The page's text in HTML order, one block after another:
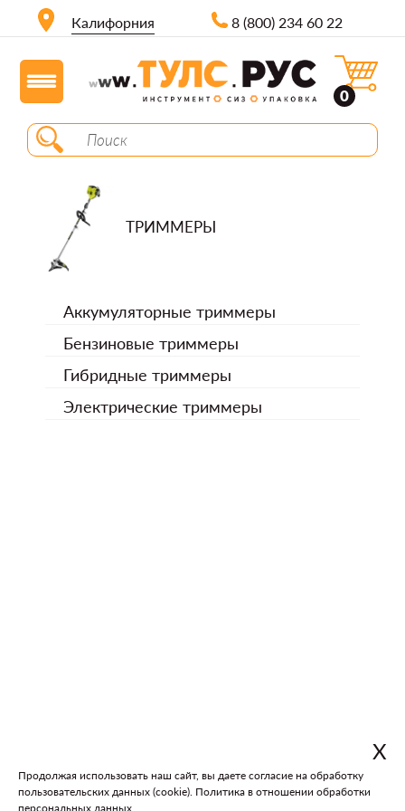
Калифорния 8 (800) 234 60 22
0
ТРИММЕРЫ
Аккумуляторные триммеры
Бензиновые триммеры
Гибридные триммеры
Электрические триммеры
В каталог На главную
Х
Продолжая использовать наш сайт, вы даете согласие на обработку
пользовательских данных (cookie). Политика в отношении обработки
персональных данных